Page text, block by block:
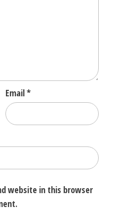
Email*
website in this browser